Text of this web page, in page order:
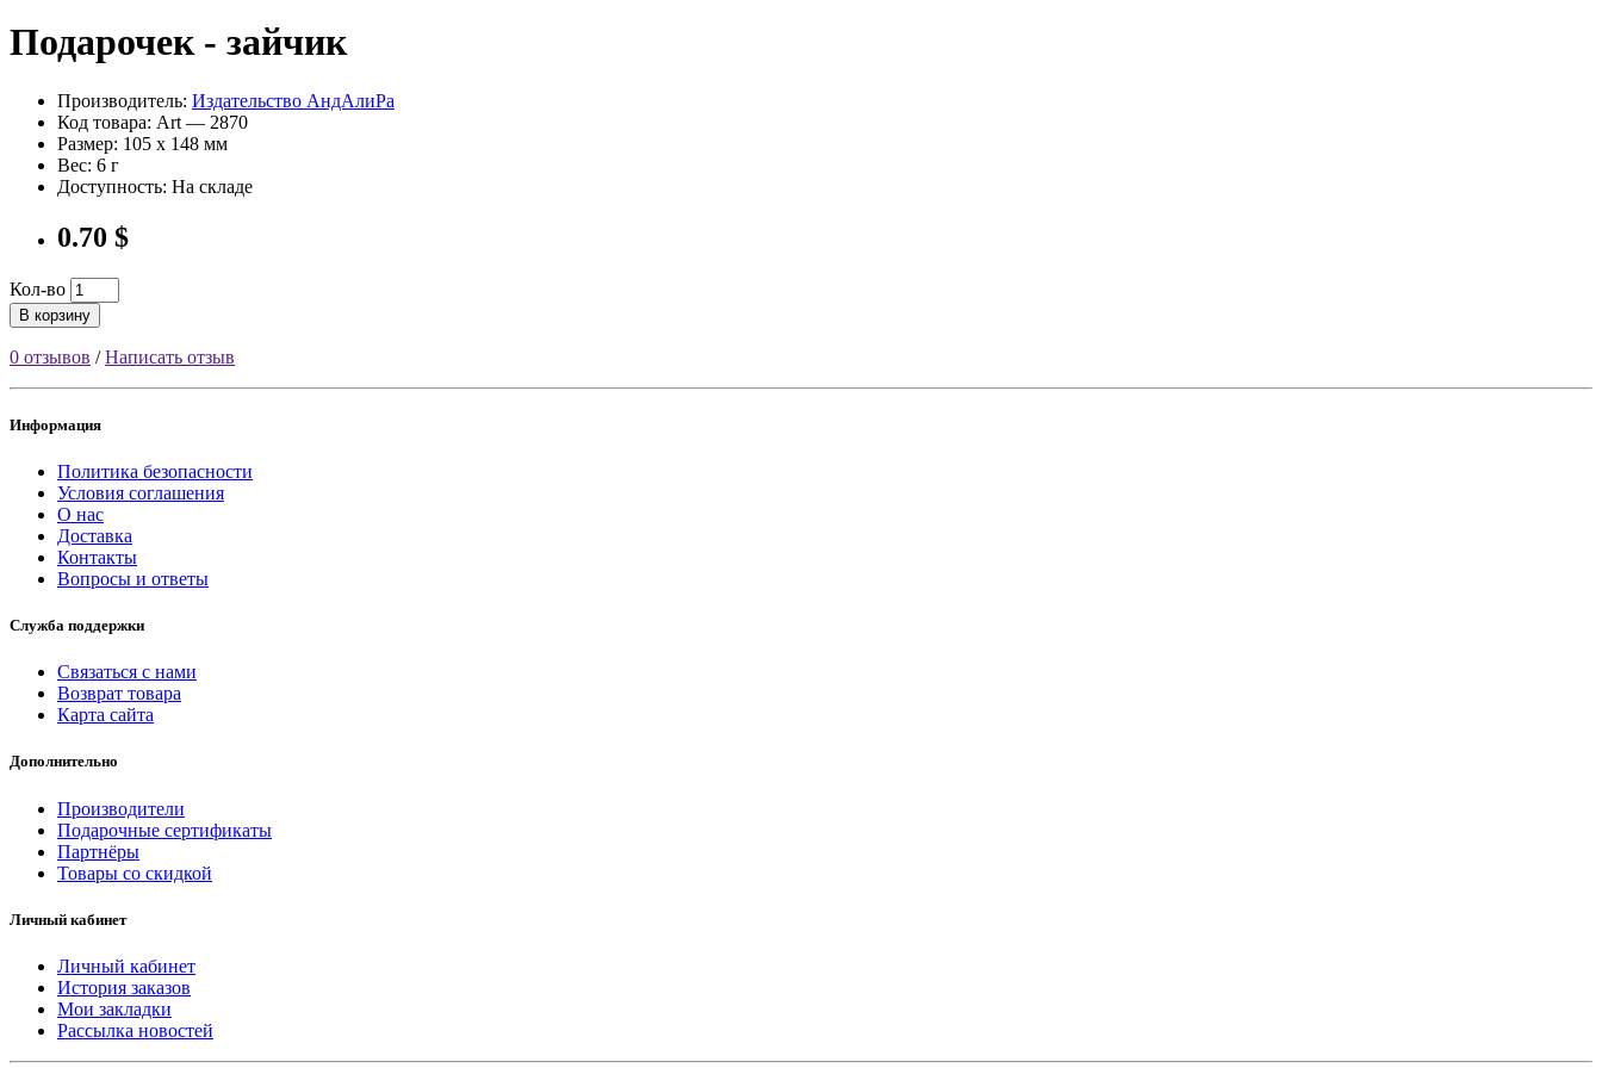
Подарочек - зайчик
Производитель: Издательство АндАлиРа
Код товара: Art — 2870
Размер: 105 x 148 мм
Вес: 6 г
Доступность: На складе
0.70 $
Кол-во
В корзину
0 отзывов /Написать отзыв
Информация
Политика безопасности
Условия соглашения
О нас
Доставка
Контакты
Вопросы и ответы
Служба поддержки
Связаться с нами
Возврат товара
Карта сайта
Дополнительно
Производители
Подарочные сертификаты
Партнёры
Товары со скидкой
Личный кабинет
Личный кабинет
История заказов
Мои закладки
Рассылка новостей